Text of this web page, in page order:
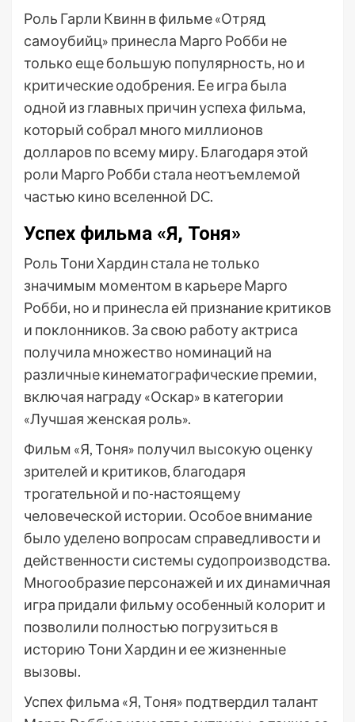
Роль Гарли Квинн в фильме «Отряд
самоубийц» принесла Марго Робби не
только еще большую популярность, но и
критические одобрения. Ее игра была
одной из главных причин успеха фильма,
который собрал много миллионов
долларов по всему миру. Благодаря этой
роли Марго Робби стала неотъемлемой
частью кино вселенной DC.
Успех фильма «Я, Тоня»
Роль Тони Хардин стала не только
значимым моментом в карьере Марго
Робби, но и принесла ей признание критиков
и поклонников. За свою работу актриса
получила множество номинаций на
различные кинематографические премии,
включая награду «Оскар» в категории
«Лучшая женская роль».
Фильм «Я, Тоня» получил высокую оценку
зрителей и критиков, благодаря
трогательной и по-настоящему
человеческой истории. Особое внимание
было уделено вопросам справедливости и
действенности системы судопроизводства.
Многообразие персонажей и их динамичная
игра придали фильму особенный колорит и
позволили полностью погрузиться в
историю Тони Хардин и ее жизненные
вызовы.
Успех фильма «Я, Тоня» подтвердил талант